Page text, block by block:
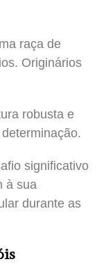
raça de
Originários
robusta e
significativo
à sua
durante as